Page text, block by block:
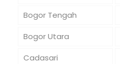
Bogor Tengah
Bogor Utara
Cadasari